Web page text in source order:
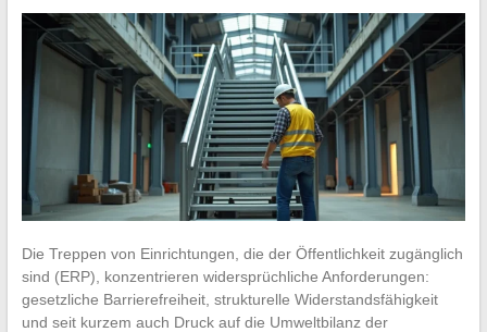
Die Treppen von Einrichtungen, die der Öffentlichkeit zugänglich
sind (ERP), konzentrieren widersprüchliche Anforderungen:
gesetzliche Barrierefreiheit, strukturelle Widerstandsfähigkeit
und seit kurzem auch Druck auf die Umweltbilanz der